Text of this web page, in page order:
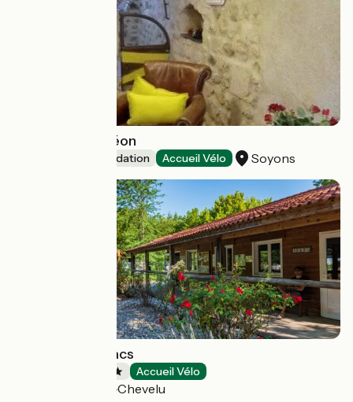
L' Antre de Siméon
Unusual accommodation Accueil Vélo Soyons
Camping des Lacs
Accueil Vélo
Saint-Jean-de-Chevelu